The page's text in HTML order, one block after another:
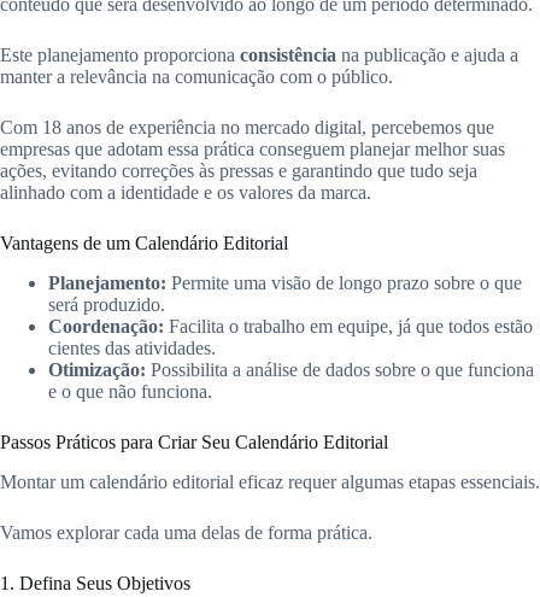
conteúdo que será desenvolvido ao longo de um período determinado.
Este planejamento proporciona consistência na publicação e ajuda a
manter a relevância na comunicação com o público.
Com 18 anos de experiência no mercado digital, percebemos que
empresas que adotam essa prática conseguem planejar melhor suas
ações, evitando correções às pressas e garantindo que tudo seja
alinhado com a identidade e os valores da marca.
Vantagens de um Calendário Editorial
Planejamento: Permite uma visão de longo prazo sobre o que
será produzido.
Coordenação: Facilita o trabalho em equipe, já que todos estão
cientes das atividades.
Otimização: Possibilita a análise de dados sobre o que funciona
e o que não funciona.
Passos Práticos para Criar Seu Calendário Editorial
Montar um calendário editorial eficaz requer algumas etapas essenciais.
Vamos explorar cada uma delas de forma prática.
1. Defina Seus Objetivos